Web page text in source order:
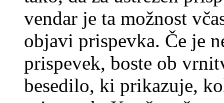
vendar je ta možnost
objavi prispevka. Če je
prispevek, boste ob
besedilo, ki prikazuje,